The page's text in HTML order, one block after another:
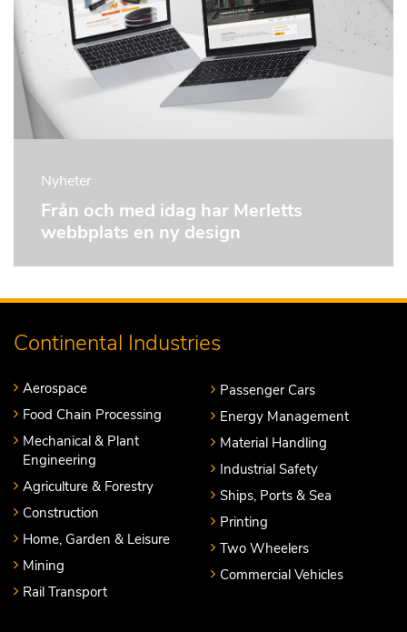
Nyheter
Från och med idag har Merletts
webbplats en ny design
Continental Industries
Aerospace
Food Chain Processing
Mechanical & Plant
Engineering
Agriculture & Forestry
Construction
Home, Garden & Leisure
Mining
Rail Transport
Passenger Cars
Energy Management
Material Handling
Industrial Safety
Ships, Ports & Sea
Printing
Two Wheelers
Commercial Vehicles